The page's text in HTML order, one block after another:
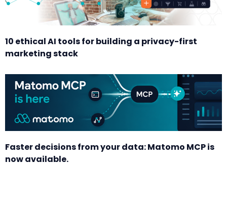
10 ethical AI tools for building a privacy-first
marketing stack
Faster decisions from your data: Matomo MCP is
now available.